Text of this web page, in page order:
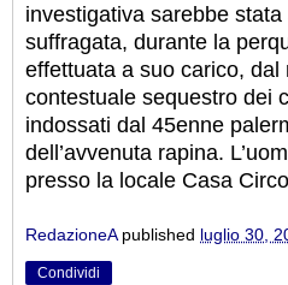
investigativa sarebbe
suffragata, durante la
effettuata a suo carico, dal
contestuale sequestro dei
indossati dal 45enne
dell’avvenuta rapina.
presso la locale Casa
RedazioneA published luglio 30,
Condividi